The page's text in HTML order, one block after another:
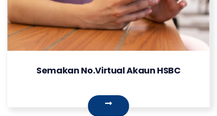
Semakan No.Virtual Akaun HSBC